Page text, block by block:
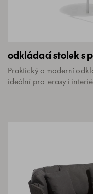
odkládací stolek s
Praktický a moderní
ideální pro terasy i